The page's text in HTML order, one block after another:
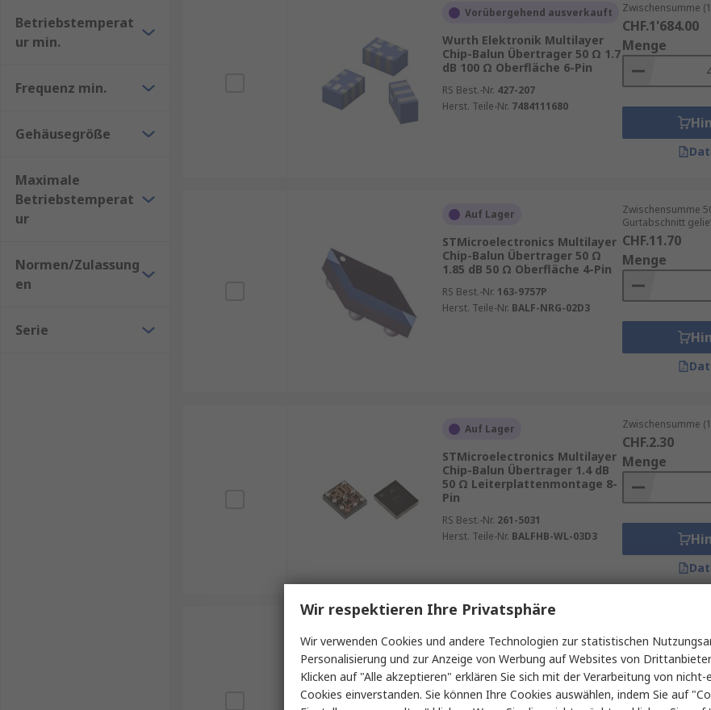
Betriebstemperat
ur min.
Frequenz min.
Gehäusegröße
Maximale
Betriebstemperat
ur
Normen/Zulassung
en
Serie
Vorübergehend ausverkauft
Wurth Elektronik Multilayer
Chip-Balun Übertrager 50 Ω 1.7
dB 100 Ω Oberfläche 6-Pin
RS Best.-Nr. 427-207
Herst. Teile-Nr. 7484111680
Zwischensumme
CHF.1'684.00
Menge
Auf Lager
STMicroelectronics Multilayer
Chip-Balun Übertrager 50 Ω
1.85 dB 50 Ω Oberfläche 4-Pin
RS Best.-Nr. 163-9757P
Herst. Teile-Nr. BALF-NRG-02D3
Zwischensumme
Gurtabschnitt
CHF.11.70
Menge
Auf Lager
STMicroelectronics Multilayer
Chip-Balun Übertrager 1.4 dB
50 Ω Leiterplattenmontage 8-
Pin
RS Best.-Nr. 261-5031
Herst. Teile-Nr. BALFHB-WL-03D3
Zwischensumme
CHF.2.30
Menge
STMicroelectronics Multilayer
Chip-Balun Übertrager
Oberfläche 8-Pin
Zwischensumme
CHF.7.925
Menge
Wir respektieren Ihre Privatsphäre
Wir verwenden Cookies und andere Technologien zur statistischen
Personalisierung und zur Anzeige von Werbung auf Websites von
Klicken auf "Alle akzeptieren" erklären Sie sich mit der Verarbeitung von nicht-
Cookies einverstanden. Sie können Ihre Cookies auswählen, indem Sie auf